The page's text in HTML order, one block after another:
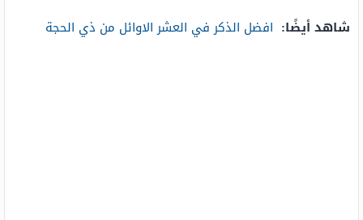
شاهد أيضًا: افضل الذكر في العشر الاوائل من ذي الحجة